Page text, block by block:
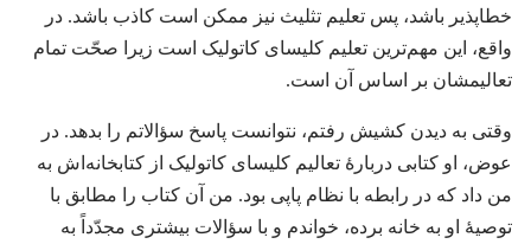
خطاپذیر باشد،‏ پس تعلیم تثلیث نیز ممکن است کاذب باشد.‏ در
واقع،‏ این مهم‌ترین تعلیم کلیسای کاتولیک است زیرا صحّت تمام
تعالیمشان بر اساس آن است.‏
وقتی به دیدن کشیش رفتم،‏ نتوانست پاسخ سؤالاتم را بدهد.‏ در
عوض،‏ او کتابی دربارهٔ تعالیم کلیسای کاتولیک از کتابخانه‌اش به
من داد که در رابطه با نظام پاپی بود.‏ من آن کتاب را مطابق با
توصیهٔ او به خانه برده،‏ خواندم و با سؤالات بیشتری مجدّداً به